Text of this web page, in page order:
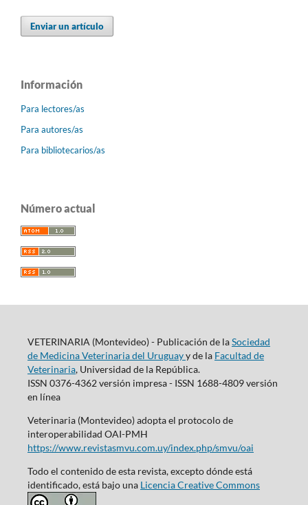
Enviar un artículo
Información
Para lectores/as
Para autores/as
Para bibliotecarios/as
Número actual
VETERINARIA (Montevideo) - Publicación de laSociedad
de Medicina Veterinaria del Uruguayy de la Facultad de
Veterinaria, Universidad de la República.
ISSN 0376-4362 versión impresa - ISSN 1688-4809 versión
en línea
Veterinaria (Montevideo) adopta el protocolo de
interoperabilidad OAI-PMH
https://www.revistasmvu.com.uy/index.php/smvu/oai
Todo el contenido de esta revista, excepto dónde está
identificado, está bajo una Licencia Creative Commons